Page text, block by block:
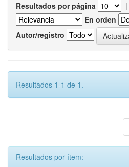
Resultados por página |
En orden
Autor/registro
Resultados 1-1 de 1.
Resultados por ítem: